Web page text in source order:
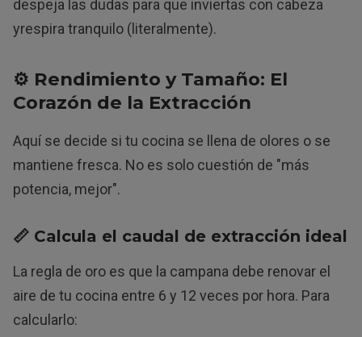
despeja las dudas para que inviertas con cabeza
yrespira tranquilo (literalmente).
⚙️ Rendimiento y Tamaño: El
Corazón de la Extracción
Aquí se decide si tu cocina se llena de olores o se
mantiene fresca. No es solo cuestión de "más
potencia, mejor".
📏 Calcula el caudal de extracción ideal
La regla de oro es que la campana debe renovar el
aire de tu cocina entre 6 y 12 veces por hora. Para
calcularlo: